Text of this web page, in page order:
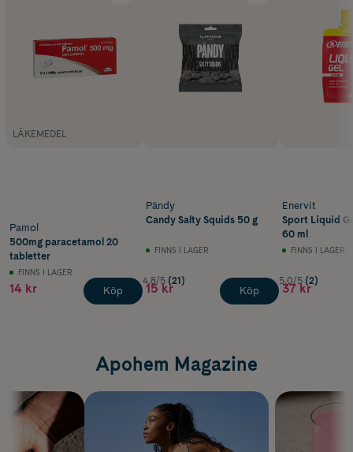
LÄKEMEDEL
Pamol
500mg paracetamol 20
tabletter
FINNS I LAGER
14 kr Köp
Pändy
Candy Salty Squids 50 g
FINNS I LAGER
4.8/5 (21)
15 kr Köp
Enervit
Sport Liquid
60 ml
FINNS I LAGER
5.0/5 (2)
37 kr
Apohem Magazine